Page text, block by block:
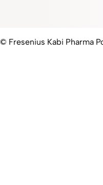
© Fresenius Kabi Pharma